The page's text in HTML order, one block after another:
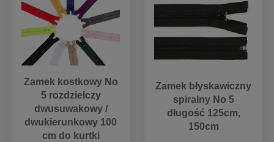
Zamek kostkowy No
5 rozdzielczy
dwusuwakowy /
dwukierunkowy 100
cm do kurtki
Zamek błyskawiczny
spiralny No 5
długość 125cm,
150cm